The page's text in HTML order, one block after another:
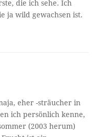
die ich sehe. Ich
ja wild gewachsen ist.
eher -sträucher in
ich persönlich kenne,
(2003 herum)